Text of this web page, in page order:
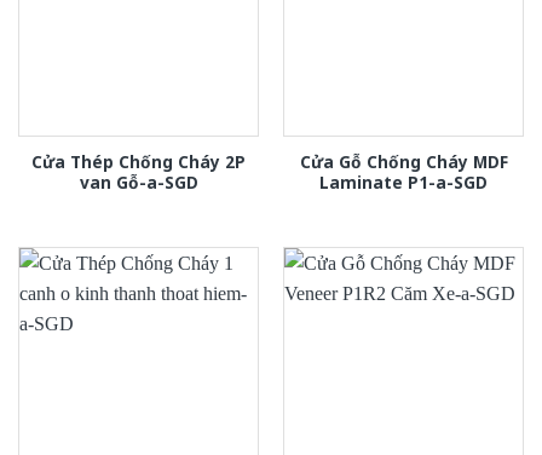
Cửa Thép Chống Cháy 2P
van Gỗ-a-SGD
Cửa Gỗ Chống Cháy MDF
Laminate P1-a-SGD